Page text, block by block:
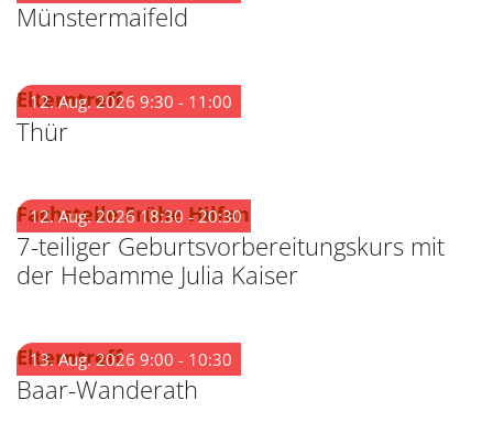
Münstermaifeld
Elterntreff:
Thür
12. Aug. 2026 9:30 - 11:00
Fachstelle Frühe Hilfen
7-teiliger Geburtsvorbereitungskurs mit
der Hebamme Julia Kaiser
12. Aug. 2026 18:30 - 20:30
Elterntreff:
Baar-Wanderath
13. Aug. 2026 9:00 - 10:30